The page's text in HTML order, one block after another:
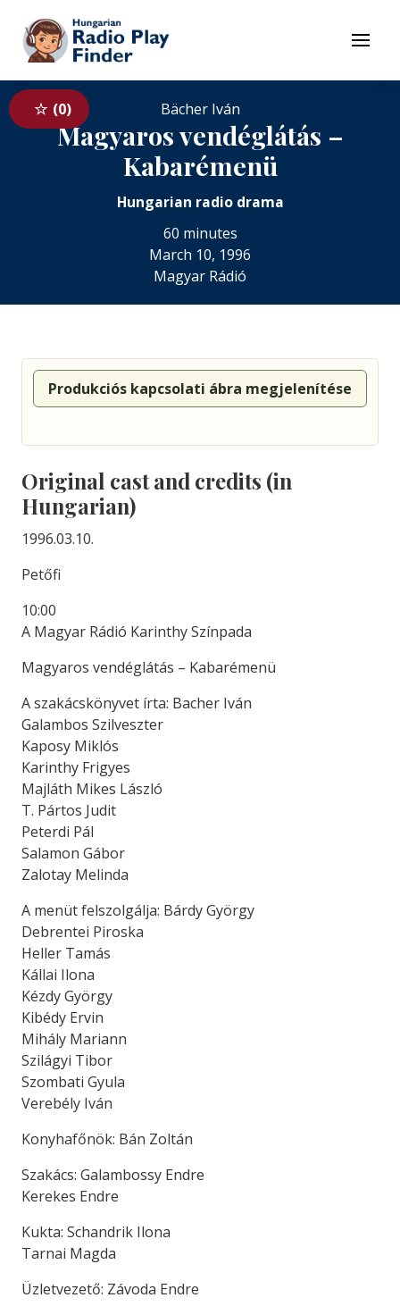
To contents
Menu
0 Bächer Iván
Magyaros vendéglátás –
Kabarémenü
Hungarian radio drama
60 minutes
March 10, 1996
Magyar Rádió
Produkciós kapcsolati ábra megjelenítése
Original cast and credits (in
Hungarian)
1996.03.10.
Petőfi
10:00
A Magyar Rádió Karinthy Színpada
Magyaros vendéglátás – Kabarémenü
A szakácskönyvet írta: Bacher Iván
Galambos Szilveszter
Kaposy Miklós
Karinthy Frigyes
Majláth Mikes László
T. Pártos Judit
Peterdi Pál
Salamon Gábor
Zalotay Melinda
A menüt felszolgálja: Bárdy György
Debrentei Piroska
Heller Tamás
Kállai Ilona
Kézdy György
Kibédy Ervin
Mihály Mariann
Szilágyi Tibor
Szombati Gyula
Verebély Iván
Konyhafőnök: Bán Zoltán
Szakács: Galambossy Endre
Kerekes Endre
Kukta: Schandrik Ilona
Tarnai Magda
Üzletvezető: Závoda Endre